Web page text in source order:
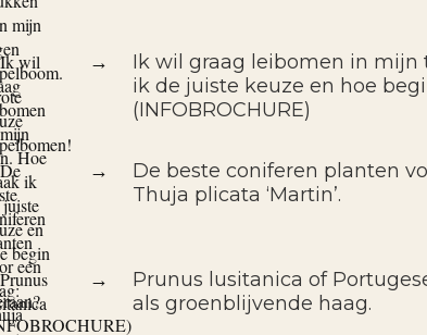
→
Ik wil graag leibomen in mijn
ik de juiste keuze en hoe
(INFOBROCHURE)
→
De beste coniferen planten
Thuja plicata ‘Martin’.
→
Prunus lusitanica of
als groenblijvende haag.